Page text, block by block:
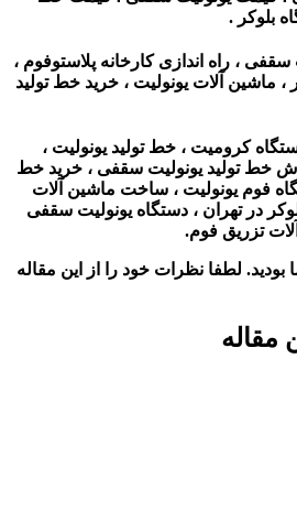
بلوکر .
، راه اندازی کارخانه پلاستوفوم ،
ماشین آلات یونولیت‌ ، خرید خط تولید
کرومیت ، خط تولید یونولیت ،
خط تولید یونولیت سقفی ، خرید خط
فوم یونولیت ، ساخت ماشین آلات
در تهران ، دستگاه یونولیت سقفی
تزریق فوم.
بودید. لطفا نظرات خود را از این مقاله
مقاله